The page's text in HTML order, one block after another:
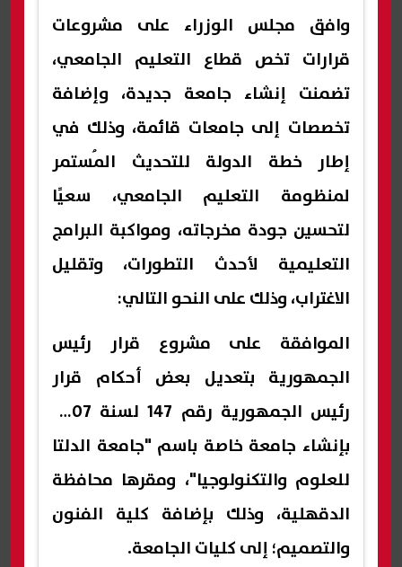
وافق مجلس الوزراء على مشروعات
قرارات تخص قطاع التعليم الجامعي،
تضمنت إنشاء جامعة جديدة، وإضافة
تخصصات إلى جامعات قائمة، وذلك في
إطار خطة الدولة للتحديث المُستمر
لمنظومة التعليم الجامعي، سعيًا
لتحسين جودة مخرجاته، ومواكبة البرامج
التعليمية لأحدث التطورات، وتقليل
الاغتراب، وذلك على النحو التالي:
الموافقة على مشروع قرار رئيس
الجمهورية بتعديل بعض أحكام قرار
رئيس الجمهورية رقم 147 لسنة 2007
بإنشاء جامعة خاصة باسم "جامعة الدلتا
للعلوم والتكنولوجيا"، ومقرها محافظة
الدقهلية، وذلك بإضافة كلية الفنون
والتصميم؛ إلى كليات الجامعة.